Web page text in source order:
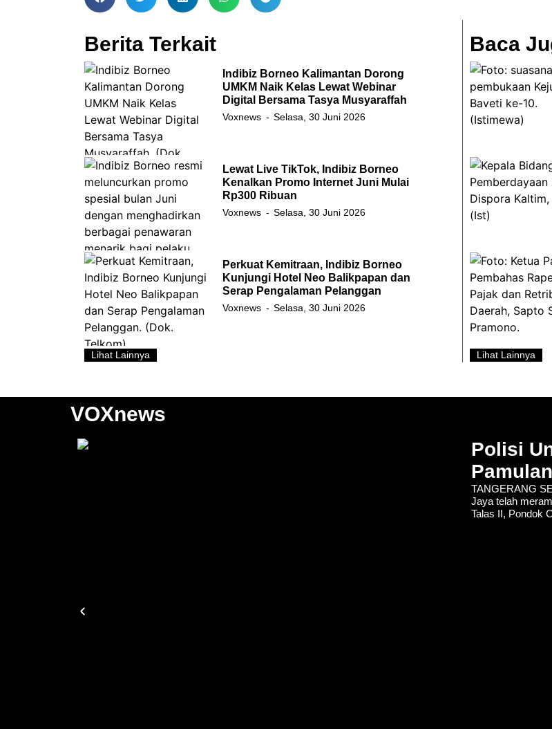
Berita Terkait
Indibiz Borneo Kalimantan Dorong
UMKM Naik Kelas Lewat Webinar
Digital Bersama Tasya Musyaraffah
Voxnews Selasa, 30 Juni 2026
Lewat Live TikTok, Indibiz Borneo
Kenalkan Promo Internet Juni Mulai
Rp300 Ribuan
Voxnews Selasa, 30 Juni 2026
Perkuat Kemitraan, Indibiz Borneo
Kunjungi Hotel Neo Balikpapan dan
Serap Pengalaman Pelanggan
Voxnews Selasa, 30 Juni 2026
Lihat Lainnya
Baca
Lihat Lainnya
VOXnews
Polisi
TANGERANG
Jaya telah
Talas II, Pondok